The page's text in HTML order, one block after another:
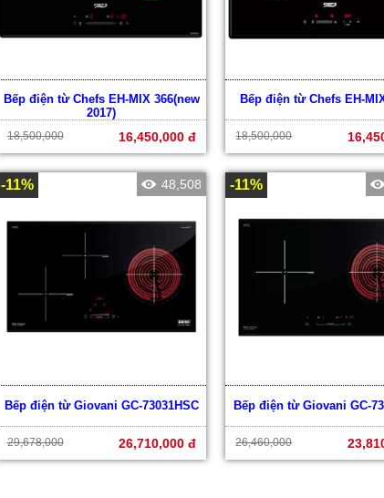
Bếp điện từ Chefs EH-MIX 366(new
2017)
18,500,000 16,450,000 đ
Bếp điện từ Chefs EH-
18,500,000
-11% 48,508
Bếp điện từ Giovani GC-73031HSC
29,678,000 26,710,000 đ
-11%
Bếp điện từ Giovani GC-
26,460,000